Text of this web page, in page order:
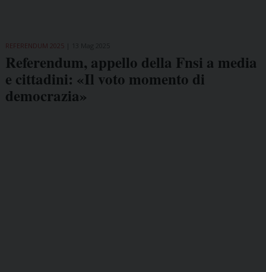
REFERENDUM 2025
Referendum, appello della Fnsi a media
e cittadini: «Il voto momento di
democrazia»